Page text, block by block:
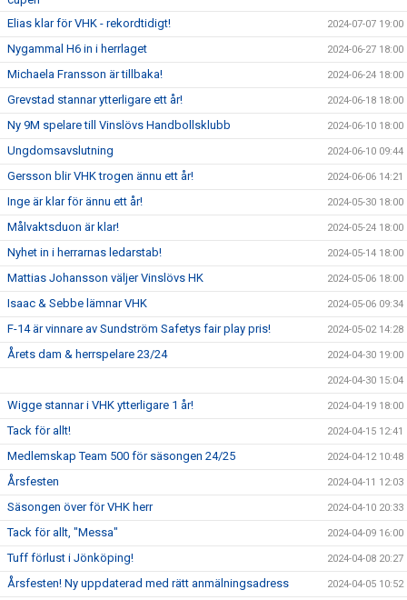
Elias klar för VHK - rekordtidigt!
2024-07-07 19:00
Nygammal H6 in i herrlaget 2024-06-27 18:00
Michaela Fransson är tillbaka! 2024-06-24 18:00
Grevstad stannar ytterligare ett år! 2024-06-18 18:00
Ny 9M spelare till Vinslövs Handbollsklubb 2024-06-10 18:00
Ungdomsavslutning 2024-06-10 09:44
Gersson blir VHK trogen ännu ett år! 2024-06-06 14:21
Inge är klar för ännu ett år! 2024-05-30 18:00
Målvaktsduon är klar! 2024-05-24 18:00
Nyhet in i herrarnas ledarstab! 2024-05-14 18:00
Mattias Johansson väljer Vinslövs HK 2024-05-06 18:00
Isaac & Sebbe lämnar VHK 2024-05-06 09:34
F-14 är vinnare av Sundström Safetys fair play pris! 2024-05-02 14:28
Årets dam & herrspelare 23/24 2024-04-30 19:00
2024-04-30 15:04
Wigge stannar i VHK ytterligare 1 år! 2024-04-19 18:00
Tack för allt! 2024-04-15 12:41
Medlemskap Team 500 för säsongen 24/25 2024-04-12 10:48
Årsfesten 2024-04-11 12:03
Säsongen över för VHK herr 2024-04-10 20:33
Tack för allt, "Messa" 2024-04-09 16:00
Tuff förlust i Jönköping! 2024-04-08 20:27
Årsfesten! Ny uppdaterad med rätt anmälningsadress 2024-04-05 10:52